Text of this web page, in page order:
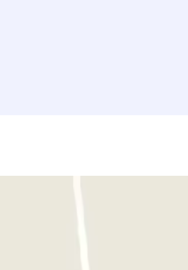
de periodo de validez". Debes coger un ticket y llamar